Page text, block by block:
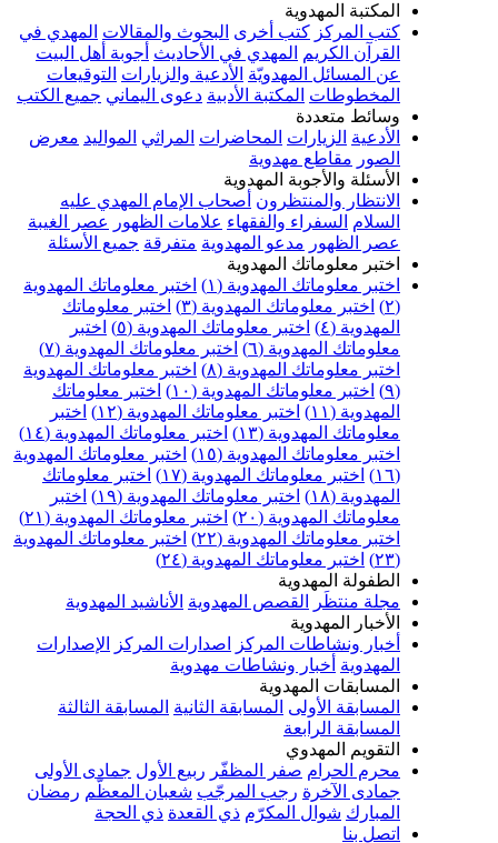
المكتبة المهدوية
كتب المركز كتب أخرى البحوث والمقالات المهدي في
القرآن الكريم
المهدي في الأحاديث أجوبة أهل البيت
عن المسائل المهدويّة الأدعية والزيارات التوقيعات
المخطوطات المكتبة الأدبية دعوى اليماني جميع الكتب
وسائط متعددة
الأدعية الزيارات المحاضرات المراثي المواليد معرض
الصور مقاطع مهدوية
الأسئلة والأجوبة المهدوية
الانتظار والمنتظرون أصحاب الإمام المهدي عليه
السلام السفراء والفقهاء علامات الظهور
عصر الغيبة
عصر الظهور مدعو المهدوية متفرقة جميع الأسئلة
اختبر معلوماتك المهدوية
اختبر معلوماتك المهدوية (١)
اختبر معلوماتك المهدوية
(٢)
اختبر معلوماتك المهدوية (٣)
اختبر معلوماتك
المهدوية (٤)
اختبر معلوماتك المهدوية (٥)
اختبر
معلوماتك المهدوية (٦)
اختبر معلوماتك المهدوية (٧)
اختبر معلوماتك المهدوية (٨)
اختبر معلوماتك المهدوية
(٩)
اختبر معلوماتك المهدوية (١٠)
اختبر معلوماتك
المهدوية (١١)
اختبر معلوماتك المهدوية (١٢)
اختبر
معلوماتك المهدوية (١٣)
اختبر معلوماتك المهدوية (١٤)
اختبر معلوماتك المهدوية (١٥)
اختبر معلوماتك المهدوية
(١٦)
اختبر معلوماتك المهدوية (١٧)
اختبر معلوماتك
المهدوية (١٨)
اختبر معلوماتك المهدوية (١٩)
اختبر
معلوماتك المهدوية (٢٠)
اختبر معلوماتك المهدوية (٢١)
اختبر معلوماتك المهدوية (٢٢)
اختبر معلوماتك المهدوية
(٢٣)
اختبر معلوماتك المهدوية (٢٤)
الطفولة المهدوية
مجلة منتظَر
القصص المهدوية الأناشيد المهدوية
الأخبار المهدوية
أخبار ونشاطات المركز
اصدارات المركز
الإصدارات
المهدوية أخبار ونشاطات مهدوية
المسابقات المهدوية
المسابقة الأولى المسابقة الثانية المسابقة الثالثة
المسابقة الرابعة
التقويم المهدوي
محرم الحرام صفر المظفّر ربيع الأول جمادى الأولى
جمادى الآخرة رجب المرجّب شعبان المعظّم رمضان
المبارك شوال المكرّم ذي القعدة ذي الحجة
اتصل بنا